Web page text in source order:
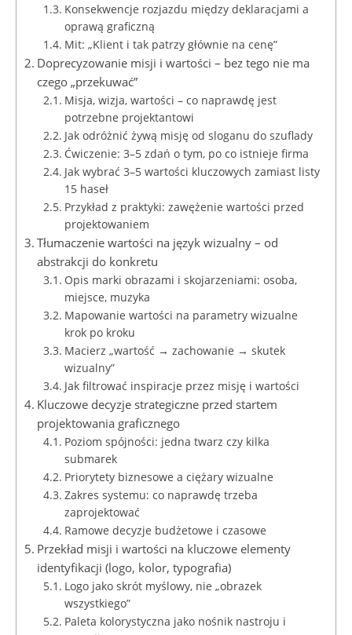
Konsekwencje rozjazdu między deklaracjami a
oprawą graficzną
Mit: „Klient i tak patrzy głównie na cenę”
Doprecyzowanie misji i wartości – bez tego nie ma
czego „przekuwać”
Misja, wizja, wartości – co naprawdę jest
potrzebne projektantowi
Jak odróżnić żywą misję od sloganu do szuflady
Ćwiczenie: 3–5 zdań o tym, po co istnieje firma
Jak wybrać 3–5 wartości kluczowych zamiast listy
15 haseł
Przykład z praktyki: zawężenie wartości przed
projektowaniem
Tłumaczenie wartości na język wizualny – od
abstrakcji do konkretu
Opis marki obrazami i skojarzeniami: osoba,
miejsce, muzyka
Mapowanie wartości na parametry wizualne
krok po kroku
Macierz „wartość → zachowanie → skutek
wizualny”
Jak filtrować inspiracje przez misję i wartości
Kluczowe decyzje strategiczne przed startem
projektowania graficznego
Poziom spójności: jedna twarz czy kilka
submarek
Priorytety biznesowe a ciężary wizualne
Zakres systemu: co naprawdę trzeba
zaprojektować
Ramowe decyzje budżetowe i czasowe
Przekład misji i wartości na kluczowe elementy
identyfikacji (logo, kolor, typografia)
Logo jako skrót myślowy, nie „obrazek
wszystkiego”
Paleta kolorystyczna jako nośnik nastroju i